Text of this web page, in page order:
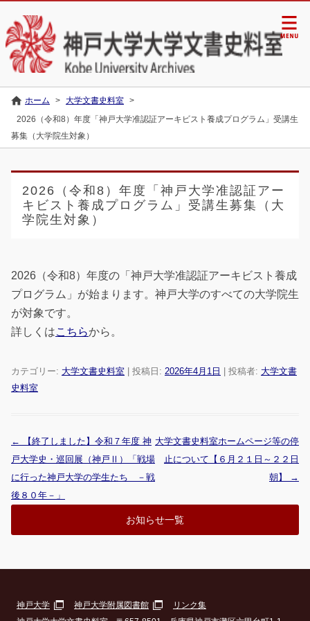
ホーム > 大学文書史料室 >
2026（令和8）年度「神戸大学准認証アーキビスト養成プログラム」受講生
募集（大学院生対象）
2026（令和8）年度「神戸大学准認証アー
キビスト養成プログラム」受講生募集（大
学院生対象）
2026（令和8）年度の「神戸大学准認証アーキビスト養成
プログラム」が始まります。神戸大学のすべての大学院生
が対象です。
詳しくはこちらから。
カテゴリー: 大学文書史料室 | 投稿日: 2026年4月1日 投稿者: 大学文書
史料室
投稿ナビゲーション
←
【終了しました】令和７年度 神
戸大学史・巡回展（神戸Ⅱ）「戦場
に行った神戸大学の学生たち －戦
後８０年－」
⼤学⽂書史料室ホームページ等の停
⽌について【６⽉２１⽇～２２日
朝】
→
お知らせ一覧
神戸大学 神戸大学附属図書館
リンク集